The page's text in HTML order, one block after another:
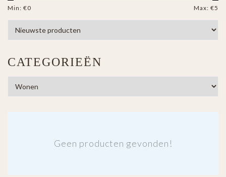
Min: €0 Max: €5
CATEGORIEËN
Geen producten gevonden!